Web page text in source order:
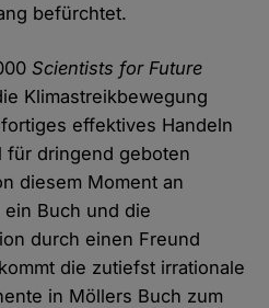
befürchtet.
Scientists for Future
Klimastreikbewegung
effektives Handeln
für dringend geboten
diesem Moment an
Buch und die
durch einen Freund
die zutiefst irrationale
in Möllers Buch zum